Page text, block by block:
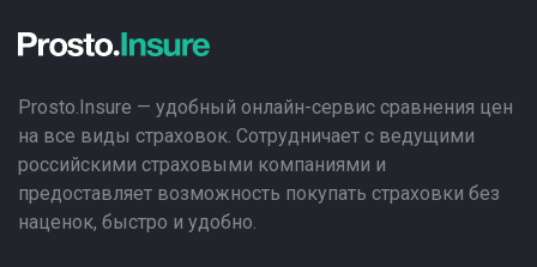
Prosto.Insure — удобный онлайн-сервис сравнения цен
на все виды страховок. Сотрудничает с ведущими
российскими страховыми компаниями и
предоставляет возможность покупать страховки без
наценок, быстро и удобно.